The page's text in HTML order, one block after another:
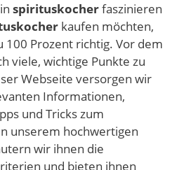
spirituskocherfaszinieren
kaufen möchten,
100 Prozent richtig. Vor dem
viele, wichtige Punkte zu
Webseite versorgen wir
Informationen,
und Tricks zum
unserem hochwertigen
wir ihnen die
und bieten ihnen